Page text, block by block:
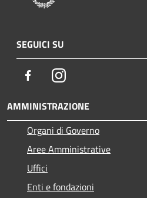
SEGUICI SU
FacebookInstagram
AMMINISTRAZIONE
Organi di Governo
Aree Amministrative
Uffici
Enti e fondazioni